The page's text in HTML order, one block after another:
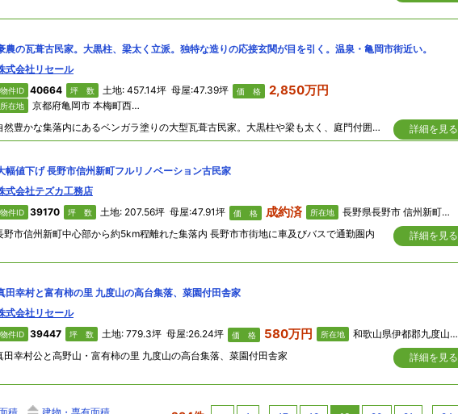
農の瓦葺古民家。大黒柱、梁太く立派。独特な造りの応接玄関が目を引く。温泉・亀岡市街近い。
式会社リセール
物件ID 40664 坪 数 土地: 457.14坪 母屋:47.39坪 価 格 2,850万円
所在地
京都府亀岡市 本梅町西加舎
自然豊かな集落内にあるベンガラ塗りの大型瓦葺古民家。大黒柱や梁も太く、庭門付囲い塀のある庭を縁側から眺められる。独特な応接玄関有り。湯ノ花温泉近隣、亀岡市街も近い。
詳細を見る
幅値下げ 長野市信州新町フルリノベーション古民家
式会社テズカ工務店
物件ID 39170 坪 数 土地: 207.56坪 母屋:47.91坪 価 格 成約済 所在地
長野県長野市 信州新町水内
野市信州新町中心部から約5km程離れた集落内 長野市市街地に車及びバスで通勤圏内
詳細を見る
田幸村と富有柿の里 九度山の高台集落、菜園付田舎家
式会社リセール
物件ID 39447 坪 数 土地: 779.3坪 母屋:26.24坪 価 格 580万円 所在地
和歌山県伊都郡九度山町 大字河根
田幸村公と高野山・富有柿の里 九度山の高台集落、菜園付田舎家
詳細を見る